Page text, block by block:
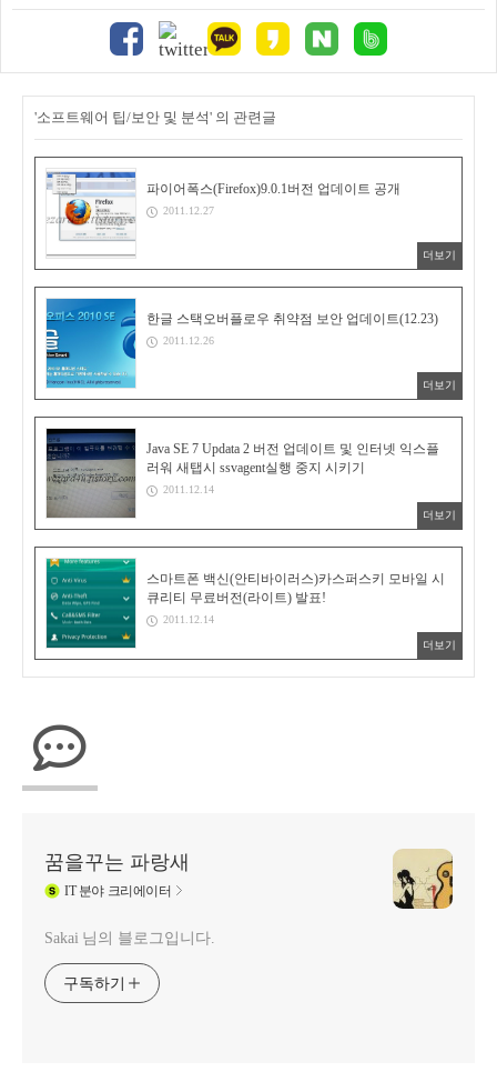
'소프트웨어 팁/보안 및 분석' 의 관련글
파이어폭스(Firefox)9.0.1버전 업데이트 공개
2011.12.27
더보기
한글 스택오버플로우 취약점 보안 업데이트(12.23)
2011.12.26
더보기
Java SE 7 Updata 2 버전 업데이트 및 인터넷 익스플
러워 새탭시 ssvagent실행 중지 시키기
2011.12.14
더보기
스마트폰 백신(안티바이러스)카스퍼스키 모바일 시
큐리티 무료버전(라이트) 발표!
2011.12.14
더보기
꿈을꾸는 파랑새
IT분야 크리에이터
Sakai 님의 블로그입니다.
구독하기